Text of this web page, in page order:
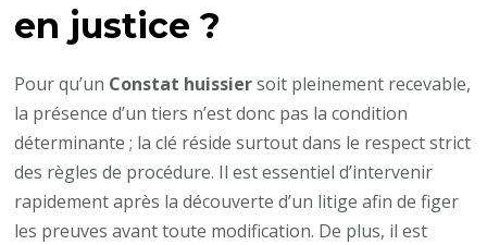
en justice ?
Pour qu’un Constat huissiersoit pleinement recevable,
la présence d’un tiers n’est donc pas la condition
déterminante ; la clé réside surtout dans le respect strict
des règles de procédure. Il est essentiel d’intervenir
rapidement après la découverte d’un litige afin de figer
les preuves avant toute modification. De plus, il est